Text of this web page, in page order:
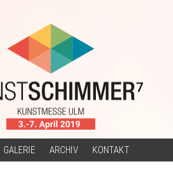
GALERIE ARCHIV KONTAKT